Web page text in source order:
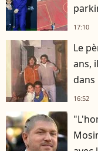
17:10
Le
ans,
dans
16:52